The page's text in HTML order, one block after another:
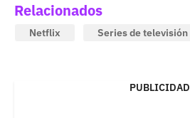
Relacionados
Netflix Series de televisión
PUBLICIDAD